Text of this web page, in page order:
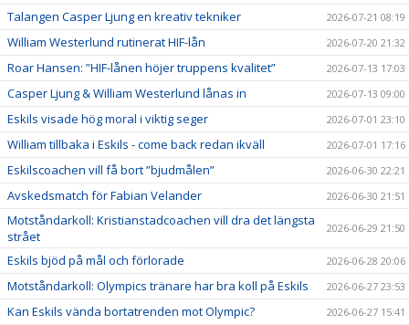
Talangen Casper Ljung en kreativ tekniker 2026-07-21 08:19
William Westerlund rutinerat HIF-lån 2026-07-20 21:32
Roar Hansen: ”HIF-lånen höjer truppens kvalitet” 2026-07-13 17:03
Casper Ljung & William Westerlund lånas in 2026-07-13 09:00
Eskils visade hög moral i viktig seger 2026-07-01 23:10
William tillbaka i Eskils - come back redan ikväll 2026-07-01 17:16
Eskilscoachen vill få bort ”bjudmålen” 2026-06-30 22:21
Avskedsmatch för Fabian Velander 2026-06-30 21:51
Motståndarkoll: Kristianstadcoachen vill dra det längsta
strået
2026-06-29 21:50
Eskils bjöd på mål och förlorade 2026-06-28 20:06
Motståndarkoll: Olympics tränare har bra koll på Eskils 2026-06-27 23:53
Kan Eskils vända bortatrenden mot Olympic? 2026-06-27 15:41